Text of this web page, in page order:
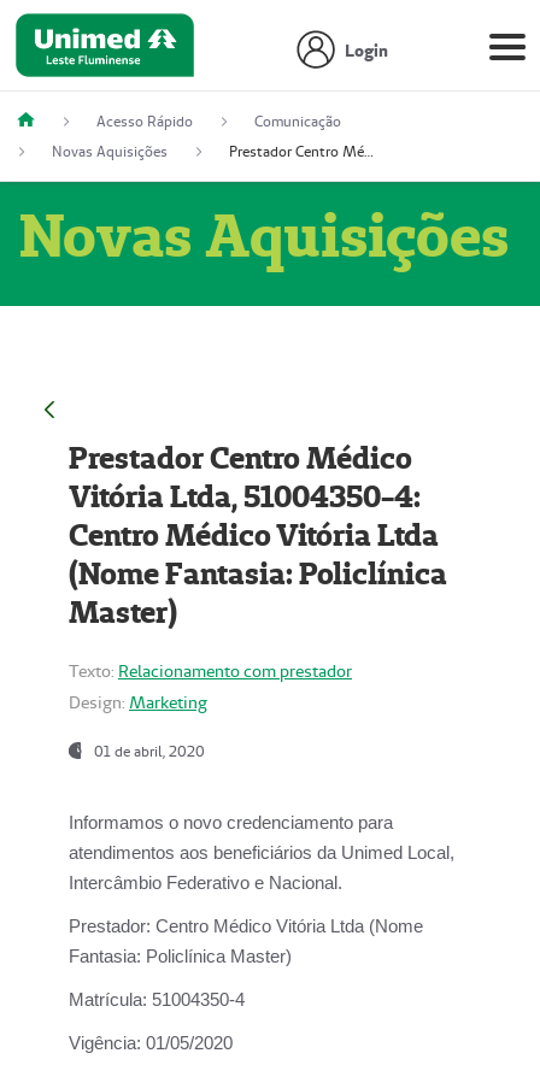
Login
Acesso Rápido
Comunicação
Novas Aquisições
Prestador Centro Médico Vitória Ltda, 51004350-4: Centro Médico Vitória Ltda (Nome Fantasia: Policlínica Master)
Novas Aquisições
Prestador Centro Médico
Vitória Ltda, 51004350-4:
Centro Médico Vitória Ltda
(Nome Fantasia: Policlínica
Master)
Texto: Relacionamento com prestador
Design: Marketing
01 de abril, 2020
Informamos o novo credenciamento para
atendimentos aos beneficiários da Unimed Local,
Intercâmbio Federativo e Nacional.
Prestador: Centro Médico Vitória Ltda (Nome
Fantasia: Policlínica Master)
Matrícula: 51004350-4
Vigência: 01/05/2020